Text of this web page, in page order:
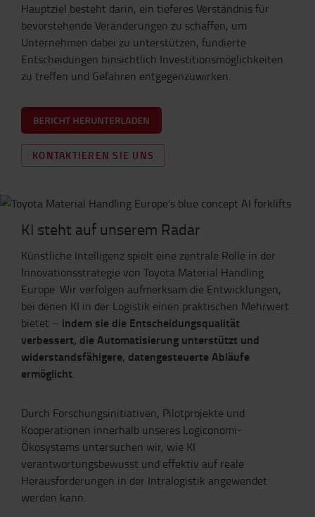
Hauptziel besteht darin, ein tieferes Verständnis für
bevorstehende Veränderungen zu schaffen, um
Unternehmen dabei zu unterstützen, fundierte
Entscheidungen hinsichtlich Investitionsmöglichkeiten
zu treffen und Gefahren entgegenzuwirken.
KONTAKTIEREN SIE UNS
KI steht auf unserem Radar
Künstliche Intelligenz spielt eine zentrale Rolle in der
Innovationsstrategie von Toyota Material Handling
Europe. Wir verfolgen aufmerksam die Entwicklungen,
bei denen KI in der Logistik einen praktischen Mehrwert
bietet – indem sie die Entscheidungsqualität
verbessert, die Automatisierung unterstützt und
widerstandsfähigere, datengesteuerte Abläufe
ermöglicht.
Durch Forschungsinitiativen, Pilotprojekte und
Kooperationen innerhalb unseres Logiconomi-
Ökosystems untersuchen wir, wie KI
verantwortungsbewusst und effektiv auf reale
Herausforderungen in der Intralogistik angewendet
werden kann.